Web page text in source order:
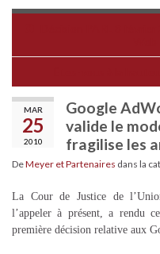
MAR
25
2010
Google
valide le
fragilise les
DeMeyer et Partenaires dans la
La Cour de Justice de
l’appeler à présent, a rendu
première décision relative aux